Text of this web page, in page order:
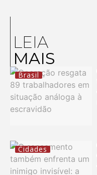
LEIA
MAIS
Brasil
Cidades